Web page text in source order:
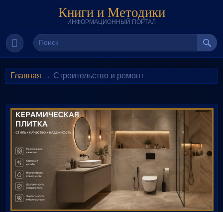
Книги и Методики
ИНФОРМАЦИОННЫЙ ПОРТАЛ
Главная → Строительство и ремонт